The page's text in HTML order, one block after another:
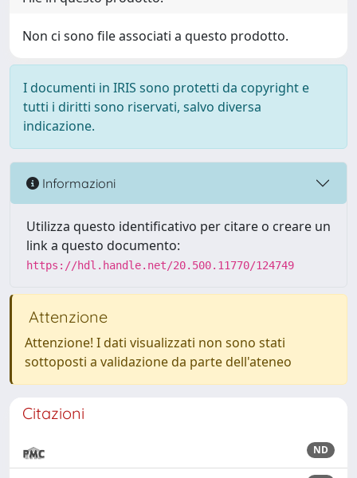
Non ci sono file associati a questo prodotto.
I documenti in IRIS sono protetti da copyright e
tutti i diritti sono riservati, salvo diversa
indicazione.
Informazioni
Utilizza questo identificativo per citare o creare un
link a questo documento:
https://hdl.handle.net/20.500.11770/124749
Attenzione
Attenzione! I dati visualizzati non sono stati
sottoposti a validazione da parte dell'ateneo
Citazioni
ND